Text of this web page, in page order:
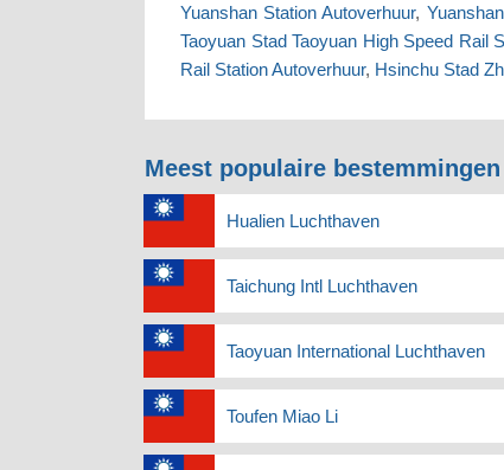
Yuanshan Station Autoverhuur,
Taoyuan Stad Taoyuan High Speed Rail
Rail Station Autoverhuur, Hsinchu Stad
Meest populaire
Hualien Luchthaven
Taichung Intl Luchthaven
Taoyuan International Luchthaven
Toufen Miao Li